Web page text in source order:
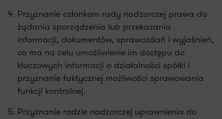
Przyznanie członkom rady nadzorczej prawa do
żądania sporządzenia lub przekazania
informacji, dokumentów, sprawozdań i wyjaśnień,
co ma na celu umożliwienie im dostępu do
kluczowych informacji o działalności spółki i
przyznanie faktycznej możliwości sprawowania
funkcji kontrolnej.
Przyznanie radzie nadzorczej uprawnienia do